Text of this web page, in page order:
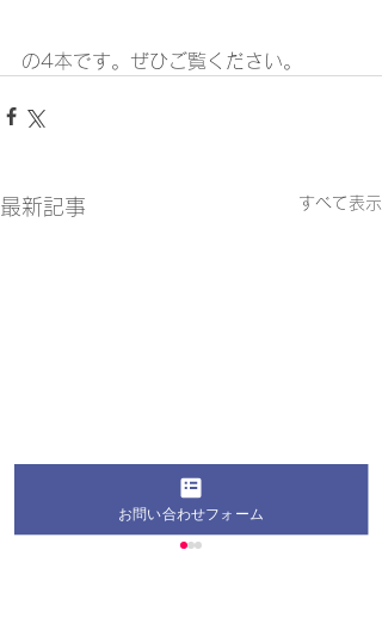
の4本です。ぜひご覧ください。
最新記事 すべて表示
お問い合わせフォーム